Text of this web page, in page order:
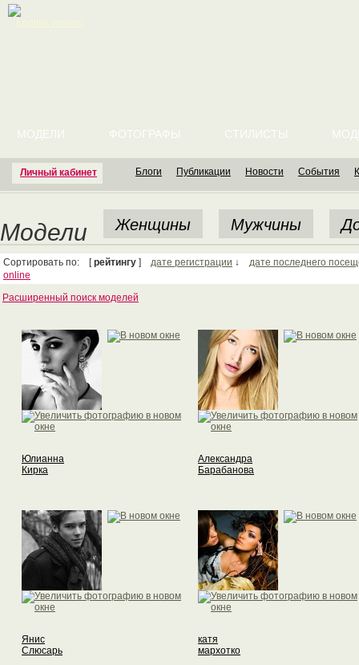
Личный кабинет
МОДЕЛИ ФОТОГРАФЫ СТИЛИСТЫ
Блоги Публикации Новости События
Модели Женщины Мужчины
Сортировать по: [рейтингу ] дате регистрации ↓ дате последнего
online
Расширенный поиск моделей
Юлианна
Кирка
Александра
Барабанова
Янис
Слюсарь
катя
мархотко